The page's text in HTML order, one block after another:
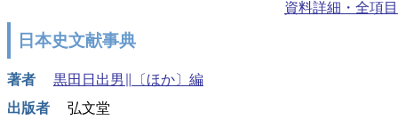
資料詳細・全項目
日本史文献事典
著者
黒田日出男∥〔ほか〕編
出版者
弘文堂